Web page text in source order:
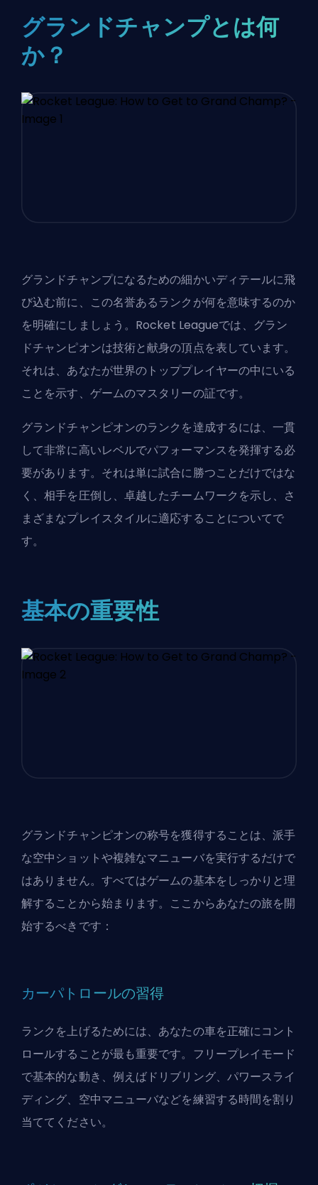
グランドチャンプとは何
か？
グランドチャンプになるための細かいディテールに飛
び込む前に、この名誉あるランクが何を意味するのか
を明確にしましょう。Rocket Leagueでは、グラン
ドチャンピオンは技術と献身の頂点を表しています。
それは、あなたが世界のトッププレイヤーの中にいる
ことを示す、ゲームのマスタリーの証です。
グランドチャンピオンのランクを達成するには、一貫
して非常に高いレベルでパフォーマンスを発揮する必
要があります。それは単に試合に勝つことだけではな
く、相手を圧倒し、卓越したチームワークを示し、さ
まざまなプレイスタイルに適応することについてで
す。
基本の重要性
グランドチャンピオンの称号を獲得することは、派手
な空中ショットや複雑なマニューバを実行するだけで
はありません。すべてはゲームの基本をしっかりと理
解することから始まります。ここからあなたの旅を開
始するべきです：
カーパトロールの習得
ランクを上げるためには、あなたの車を正確にコント
ロールすることが最も重要です。フリープレイモード
で基本的な動き、例えばドリブリング、パワースライ
ディング、空中マニューバなどを練習する時間を割り
当ててください。